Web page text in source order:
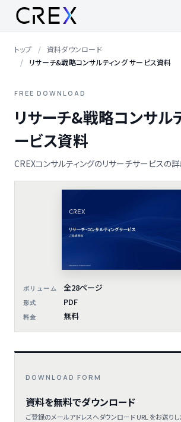
トップ
資料ダウンロード
リサーチ&戦略コンサルティング サービス資料
FREE DOWNLOAD
リサーチ&戦略コンサル
ービス資料
CREXコンサルティングのリサーチサービスの詳
ボリューム 全28ページ
形式 PDF
料金 無料
DOWNLOAD FORM
資料を無料でダウンロード
ご登録のメールアドレスへダウンロード URL をお送りし